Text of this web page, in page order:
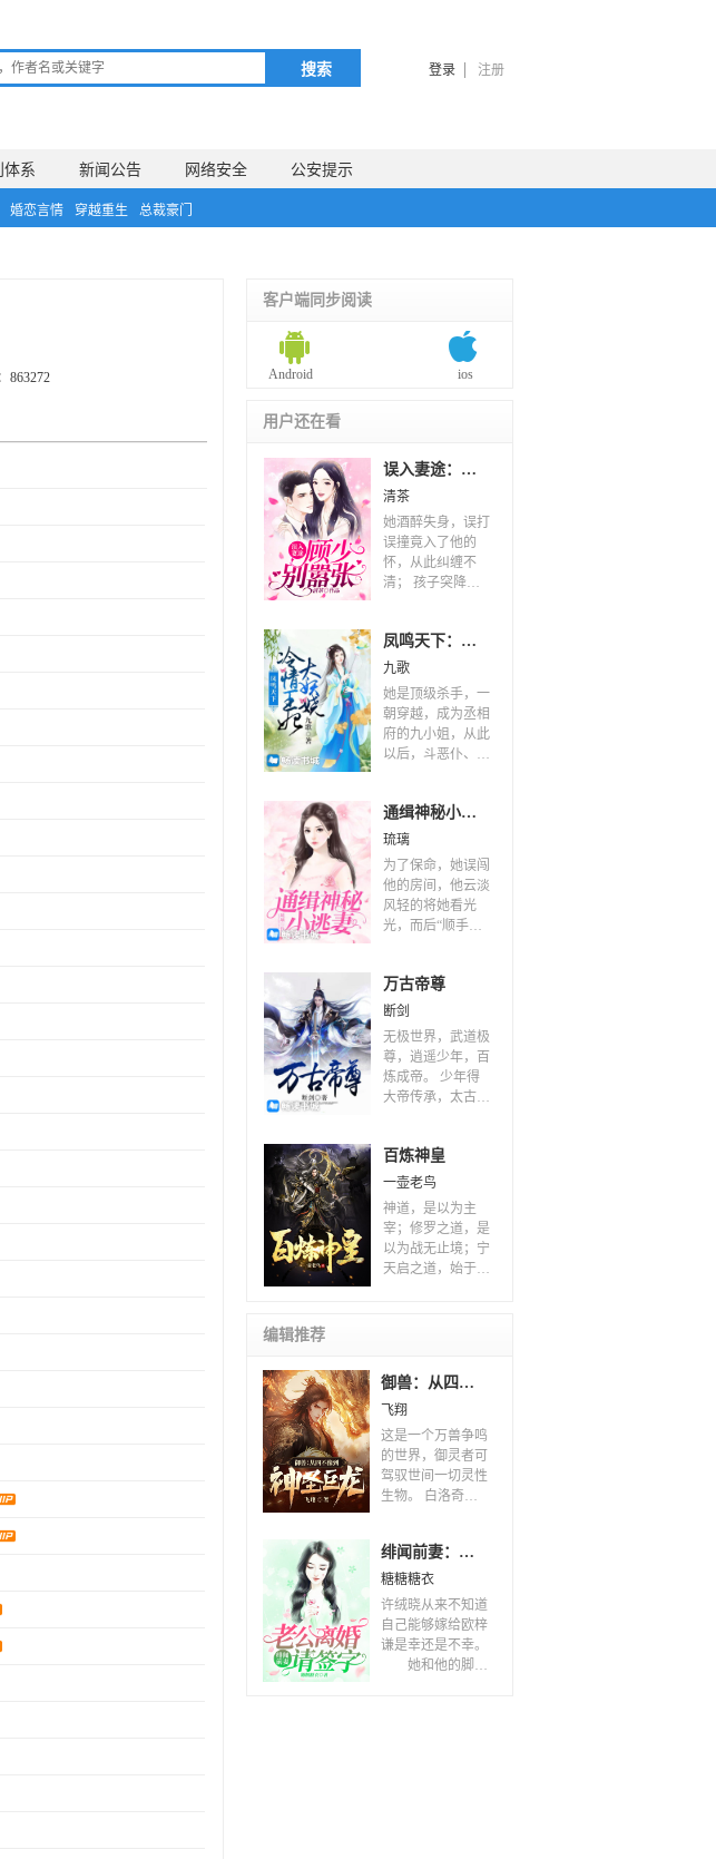
搜索 登录 注册
体系 新闻公告 网络安全 公安提示
婚恋言情 穿越重生 总裁豪门
863272
客户端同步阅读
Android ios
用户还在看
误入妻途：顾少别嚣张
清茶
她酒醉失身，误打
误撞竟入了他的
怀，从此纠缠不
清； 孩子突降，
给绑在了一起！
现在说停止，还来
得及吗？ 答案当
然是——“不可
能！” 他邪魅一
笑：“女人，惹了
我就想跑，你想都
凤鸣天下：冷情王妃太妖娆
九歌
她是顶级杀手，一
朝穿越，成为丞相
府的九小姐，从此
以后，斗恶仆、闹
路杀出一个王爷，
天天求撩，天天求
撩。 看在王爷的
颜值上，她只能勉
为其难的撩一撩
了……
通缉神秘小逃妻
琉璃
为了保命，她误闯
他的房间，他云淡
风轻的将她看光
光，而后“顺手牵
妻。 两个立场完
全不同的人就此纠
缠，棋逢对手她先
输了心，他却步步
紧逼！ 她如小鹿
一样被他追的东躲
西逃，他掐着她的
中，“女人，你是
我的宠儿，还想哪
里逃？”
万古帝尊
断剑
无极世界，武道极
尊，逍遥少年，百
炼成帝。 少年得
大帝传承，太古道
中，脚踏四方，镇
压天地，成万古帝
座……
百炼神皇
一壶老鸟
神道，是以为主
宰；修罗之道，是
以为战无止境；宁
天启之道，始于仇
断刀，让他死而复
生，获得了定天刀
魂，从此带着刀魂
炼尽天地间的神兵
鬼器，踏上洗仇与
抗争之路！ 一统
道，威震神界！此
乃宁天启的孤天之
道！
编辑推荐
御兽：从四不像到神圣巨龙！
飞翔
这是一个万兽争鸣
的世界，御灵者可
驾驭世间一切灵性
生物。 白洛奇开
进化成就神圣巨
龙！
绯闻前妻：老公离婚请签字
糖糖糖衣
许绒晓从来不知道
自己能够嫁给欧梓
谦是幸还是不幸。
她和他的脚步